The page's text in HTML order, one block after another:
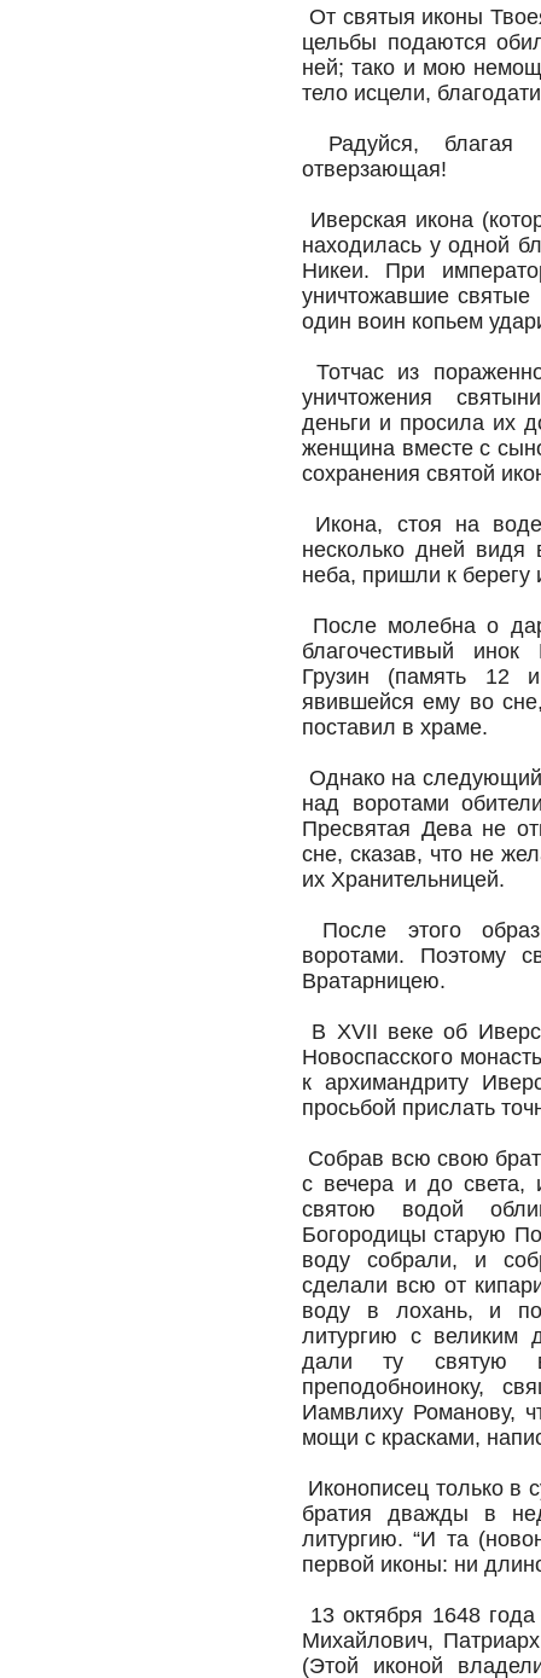
От святыя иконы
цельбы подаются
ней; тако и мою
тело исцели,
Радуйся, благая
отверзающая!
Иверская икона
находилась у одной
Никеи. При
уничтожавшие
один воин копьем
Тотчас из
уничтожения
деньги и просила их
женщина вместе с
сохранения святой
Икона, стоя на
несколько дней
неба, пришли к
После молебна о
благочестивый
Грузин (память 12
явившейся ему во
поставил в храме.
Однако на
над воротами
Пресвятая Дева не
сне, сказав, что не
их Хранительницей.
После этого
воротами. Поэтому
Вратарницею.
В XVII веке об
Новоспасского
к архимандриту
просьбой прислать
Собрав всю свою
с вечера и до
святою водой
Богородицы старую
воду собрали, и
сделали всю от
воду в лохань, и
литургию с великим
дали ту святую
преподобноиноку,
Иамвлиху Романову,
мощи с красками,
Иконописец только в
братия дважды в
литургию. “И та
первой иконы: ни
13 октября 1648
Михайлович,
(Этой иконой